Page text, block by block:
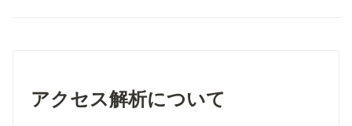
アクセス解析について